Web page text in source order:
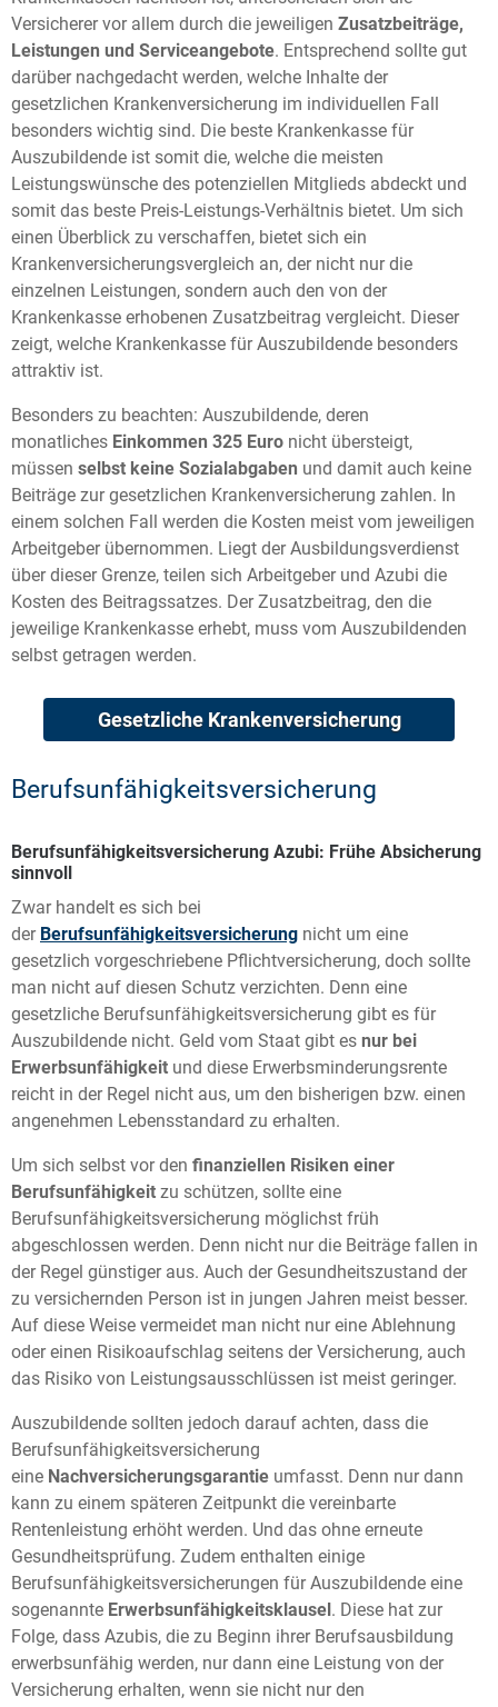
Versicherer vor allem durch die jeweiligen Zusatzbeiträge,
Leistungen und Serviceangebote. Entsprechend sollte gut
darüber nachgedacht werden, welche Inhalte der
gesetzlichen Krankenversicherung im individuellen Fall
besonders wichtig sind. Die beste Krankenkasse für
Auszubildende ist somit die, welche die meisten
Leistungswünsche des potenziellen Mitglieds abdeckt und
somit das beste Preis-Leistungs-Verhältnis bietet. Um sich
einen Überblick zu verschaffen, bietet sich ein
Krankenversicherungsvergleich an, der nicht nur die
einzelnen Leistungen, sondern auch den von der
Krankenkasse erhobenen Zusatzbeitrag vergleicht. Dieser
zeigt, welche Krankenkasse für Auszubildende besonders
attraktiv ist.
Besonders zu beachten: Auszubildende, deren
monatliches Einkommen 325 Euro nicht übersteigt,
müssen selbst keine Sozialabgaben und damit auch keine
Beiträge zur gesetzlichen Krankenversicherung zahlen. In
einem solchen Fall werden die Kosten meist vom jeweiligen
Arbeitgeber übernommen. Liegt der Ausbildungsverdienst
über dieser Grenze, teilen sich Arbeitgeber und Azubi die
Kosten des Beitragssatzes. Der Zusatzbeitrag, den die
jeweilige Krankenkasse erhebt, muss vom Auszubildenden
selbst getragen werden.
Gesetzliche Krankenversicherung
Berufsunfähigkeitsversicherung
Berufsunfähigkeitsversicherung Azubi: Frühe Absicherung
sinnvoll
Zwar handelt es sich bei
der Berufsunfähigkeitsversicherung nicht um eine
gesetzlich vorgeschriebene Pflichtversicherung, doch sollte
man nicht auf diesen Schutz verzichten. Denn eine
gesetzliche Berufsunfähigkeitsversicherung gibt es für
Auszubildende nicht. Geld vom Staat gibt es nur bei
Erwerbsunfähigkeit und diese Erwerbsminderungsrente
reicht in der Regel nicht aus, um den bisherigen bzw. einen
angenehmen Lebensstandard zu erhalten.
Um sich selbst vor den finanziellen Risiken einer
Berufsunfähigkeit zu schützen, sollte eine
Berufsunfähigkeitsversicherung möglichst früh
abgeschlossen werden. Denn nicht nur die Beiträge fallen in
der Regel günstiger aus. Auch der Gesundheitszustand der
zu versichernden Person ist in jungen Jahren meist besser.
Auf diese Weise vermeidet man nicht nur eine Ablehnung
oder einen Risikoaufschlag seitens der Versicherung, auch
das Risiko von Leistungsausschlüssen ist meist geringer.
Auszubildende sollten jedoch darauf achten, dass die
Berufsunfähigkeitsversicherung
eine Nachversicherungsgarantie umfasst. Denn nur dann
kann zu einem späteren Zeitpunkt die vereinbarte
Rentenleistung erhöht werden. Und das ohne erneute
Gesundheitsprüfung. Zudem enthalten einige
Berufsunfähigkeitsversicherungen für Auszubildende eine
sogenannte Erwerbsunfähigkeitsklausel. Diese hat zur
Folge, dass Azubis, die zu Beginn ihrer Berufsausbildung
erwerbsunfähig werden, nur dann eine Leistung von der
Versicherung erhalten, wenn sie nicht nur den